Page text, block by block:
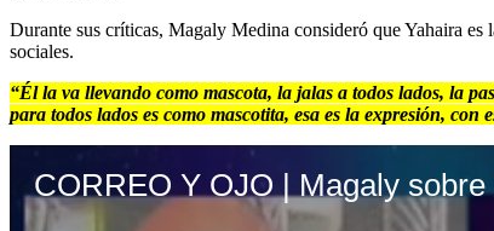
Durante sus críticas, Magaly Medina consideró que Yahaira
sociales.
“Él la va llevando como mascota, la jalas a todos lados, la
para todos lados es como mascotita, esa es la expresión,
CORREO Y OJO | Magaly